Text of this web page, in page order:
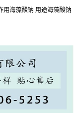
用海藻酸钠 用途海藻酸钠